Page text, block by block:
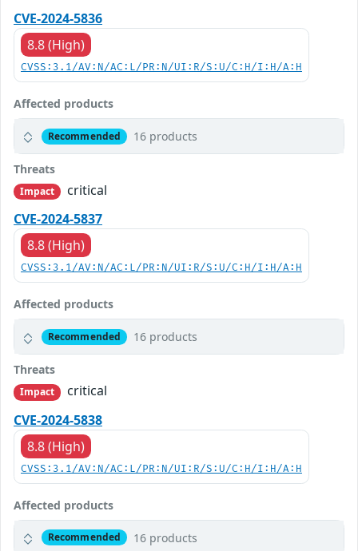
CVE-2024-5836
8.8 (High)
CVSS:3.1/AV:N/AC:L/PR:N/UI:R/S:U/C:H/I:H/A:H
Affected products
Recommended 16 products
Threats
Impact
critical
CVE-2024-5837
8.8 (High)
CVSS:3.1/AV:N/AC:L/PR:N/UI:R/S:U/C:H/I:H/A:H
Affected products
Recommended 16 products
Threats
Impact
critical
CVE-2024-5838
8.8 (High)
CVSS:3.1/AV:N/AC:L/PR:N/UI:R/S:U/C:H/I:H/A:H
Affected products
Recommended 16 products